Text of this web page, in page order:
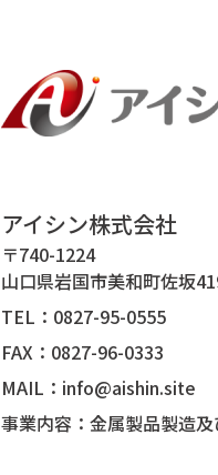
アイシン株式会社
〒740-1224
山口県岩国市美和町佐坂
TEL： 0827-95-0555
FAX：0827-96-0333
MAIL： info@aishin.site
事業内容：金属製品製造